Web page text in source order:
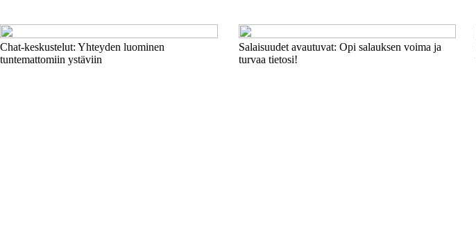
Chat-keskustelut: Yhteyden luominen
tuntemattomiin ystäviin
Salaisuudet avautuvat: Opi salauksen voima ja
turvaa tietosi!